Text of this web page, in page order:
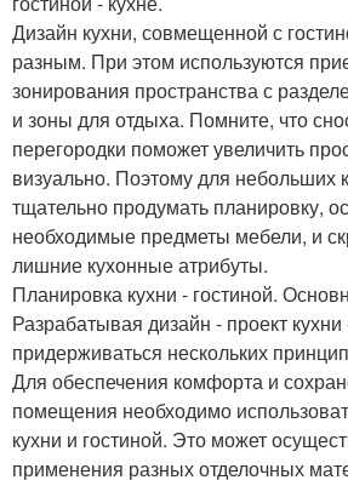
Дизайн кухни, совмещенной с
разным. При этом используются
зонирования пространства с
и зоны для отдыха. Помните, что
перегородки поможет увеличить
визуально. Поэтому для небольших
тщательно продумать планировку,
необходимые предметы мебели, и
лишние кухонные атрибуты.
Планировка кухни - гостиной.
Разрабатывая дизайн - проект кухни
придерживаться нескольких
Для обеспечения комфорта и
помещения необходимо
кухни и гостиной. Это может
применения разных отделочных